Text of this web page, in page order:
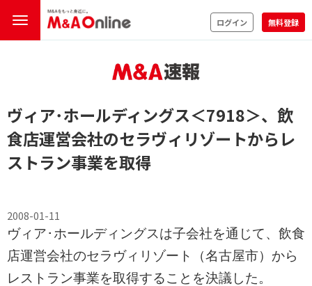
ログイン 無料登録
ヴィア･ホールディングス＜7918＞、飲
食店運営会社のセラヴィリゾートからレ
ストラン事業を取得
2008-01-11
ヴィア･ホールディングスは子会社を通じて、飲食
店運営会社のセラヴィリゾート（名古屋市）から
レストラン事業を取得することを決議した。